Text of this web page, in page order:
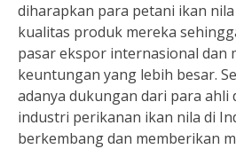
diharapkan para petani ikan
kualitas produk mereka
pasar ekspor internasional dan
keuntungan yang lebih besar.
adanya dukungan dari para ahli
industri perikanan ikan nila di
berkembang dan memberikan